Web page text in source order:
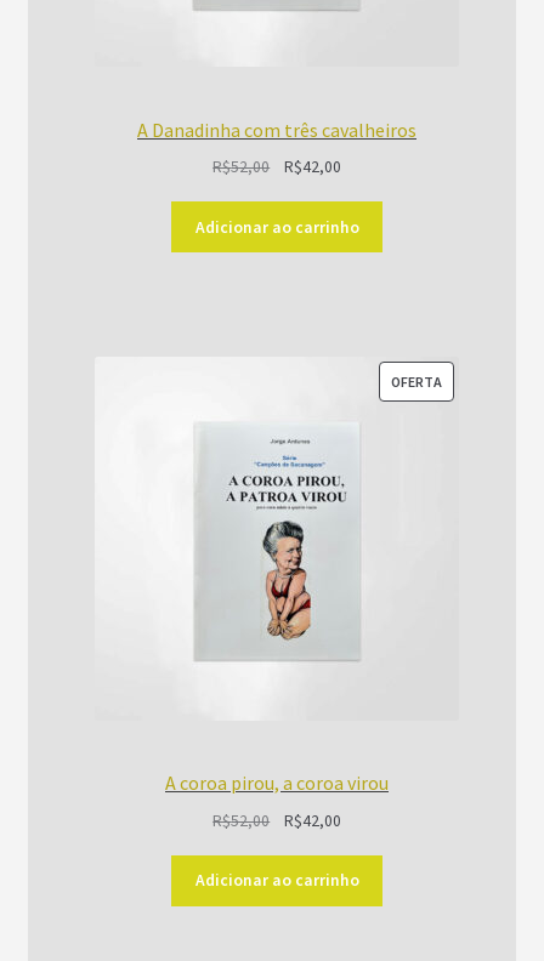
A Danadinha com três cavalheiros
R$52,00
original
era:
R$42,00O
atual
é:
Adicionar ao carrinho
OFERTAPRODUTO
A coroa pirou, a coroa virou
R$52,00
original
era:
R$42,00O
atual
é:
Adicionar ao carrinho